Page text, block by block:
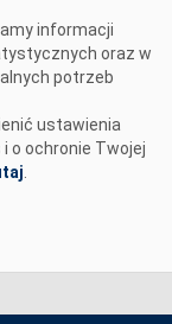
informacji
oraz w
potrzeb
ustawienia
o ochronie Twojej